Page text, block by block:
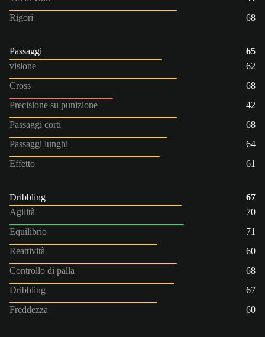
Rigori
68
Passaggi
65
visione
62
Cross
68
Precisione su punizione
42
Passaggi corti
68
Passaggi lunghi
64
Effetto
61
Dribbling
67
Agilità
70
Equilibrio
71
Reattività
60
Controllo di palla
68
Dribbling
67
Freddezza
60